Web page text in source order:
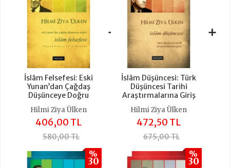
İslâm Felsefesi: Eski
Yunan’dan Çağdaş
Düşünceye Doğru
Hilmi Ziya Ülken
406,00 TL
580,00 TL
+
İslâm Düşüncesi: Türk
Düşüncesi Tarihi
Araştırmalarına Giriş
Hilmi Ziya Ülken
472,50 TL
675,00 TL
+
%
30
%
30